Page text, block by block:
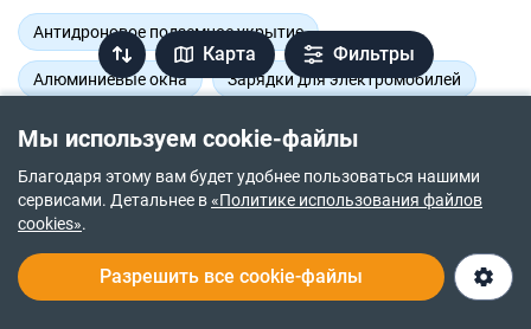
Мы используем cookie-файлы
Благодаря этому вам будет удобнее пользоваться нашими
сервисами. Детальнее в«Политике использования файлов
cookies».
Разрешить все cookie-файлы
Карта Фильтры
Антидроновое подземное укрытие
Алюминиевые окна Зарядки для электромобилей
Продается 4-комнатный дом напрямую от
застройщика - Отаман. Функциональная комфортная
планировка 4-комнатного дома отлично подойдет для
вашего уюта и досуга. Площадь 4-комнатного дома -
242 м².
Продаю дом